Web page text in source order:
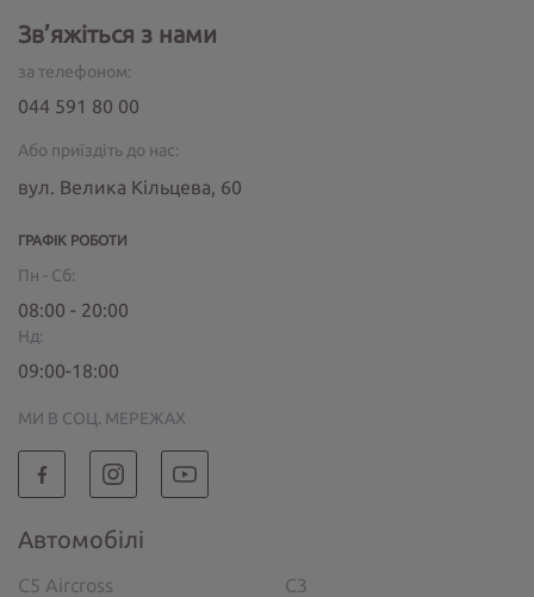
Зв’яжіться з нами
за телефоном:
044 591 80 00
Або приїздіть до нас:
вул. Велика Кільцева, 60
ГРАФІК РОБОТИ
Пн - Сб:
08:00 - 20:00
Нд:
09:00-18:00
МИ В СОЦ. МЕРЕЖАХ
Автомобілі
C5 Aircross
C3